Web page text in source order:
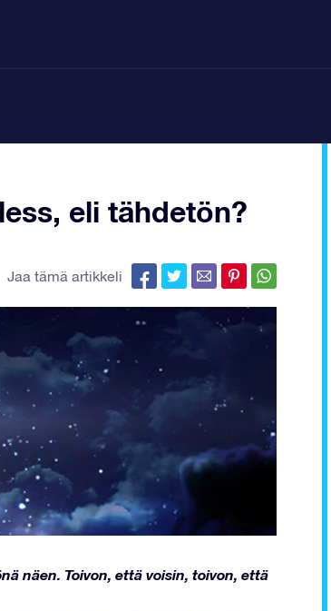
eli tähdetön?
Jaa tämä artikkeli
näen. Toivon, että voisin, toivon, että